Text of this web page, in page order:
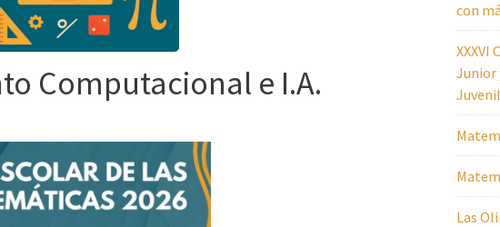
Computacional e I.A.
con
Junior
Las